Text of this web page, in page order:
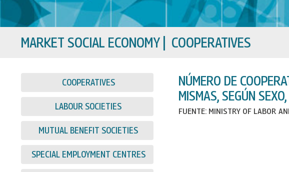
MARKET SOCIAL ECONOMY COOPERATIVES
COOPERATIVES
LABOUR SOCIETIES
MUTUAL BENEFIT SOCIETIES
SPECIAL EMPLOYMENT CENTRES
NÚMERO DE
MISMAS, SEGÚN
FUENTE: MINISTRY OF LABOR